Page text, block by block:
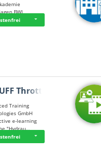
BWL
Throttle…
Training
GmbH
e-learning
"Hydrau…